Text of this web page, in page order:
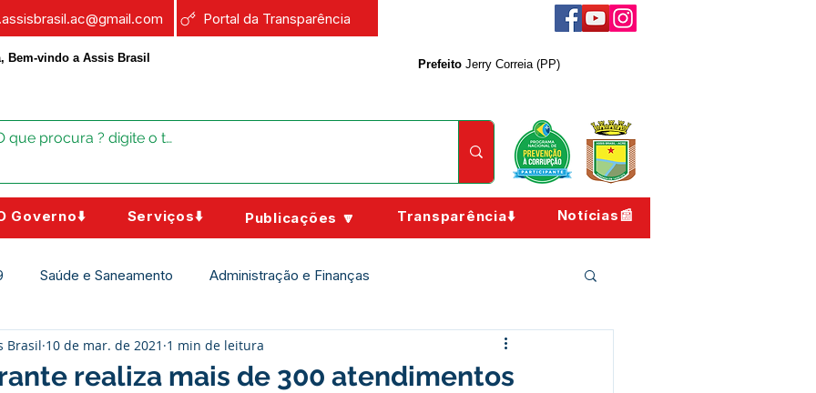
Portal da Transparência
Bem-vindo a Assis Brasil Prefeito Jerry Correia (PP)
Governo⬇️ Serviços⬇️ Publicações 🔽 Transparência⬇️ Notícias📰
Saúde e Saneamento Administração e Finanças
Assistência Social Campanhas
realiza mais de 300 atendimentos
Brasil 10 de mar. de 2021 1 min de leitura